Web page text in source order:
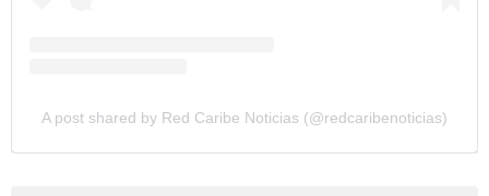
A post shared by Red Caribe Noticias (@redcaribenoticias)